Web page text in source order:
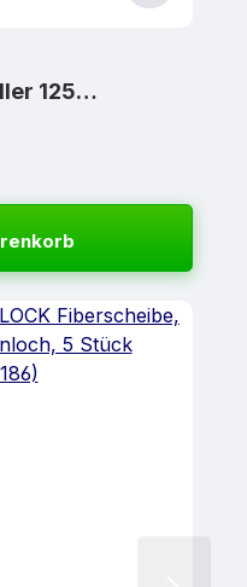
125…